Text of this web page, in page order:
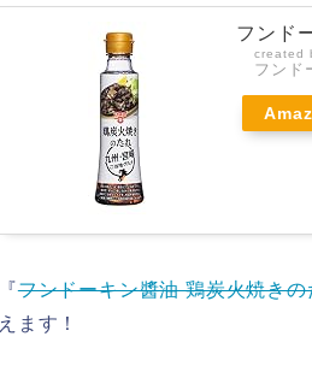
フンド
created
フンド
『フンドーキン醬油 鶏炭火焼き
えます！